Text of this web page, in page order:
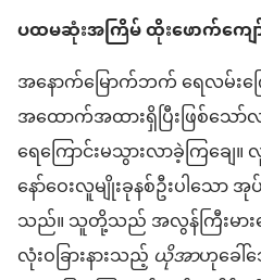
ပထမဆုံးအကြိမ် ထိုးဖောက်ကျော်
အနောက်မြောက်ဘက် ရေလမ်းကြ
အထောက်အထားရှိပြီးဖြစ်သေ
ရေကြောင်းမသွားလာခဲ့ကြချ
နော်ဝေးလူမျိုးခုနစ်ဦးပါသေ
သည်။ သူတို့သည် အလွန်ကြီးမားသ
လုံးဝခြားနားသည့်ယိုအာဟုခေါ်